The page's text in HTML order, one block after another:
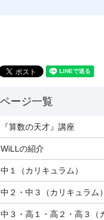
『算数の天才』講座
WiLLの紹介
中１（カリキュラム）
中２・中３（カリキュラム）
中３・高１・高２・高３（